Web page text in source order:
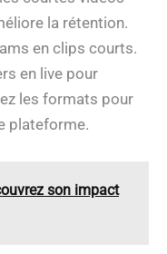
la rétention.
en clips courts.
en live pour
les formats pour
plateforme.
son impact